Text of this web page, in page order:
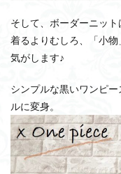
そして、ボーダーニッ
着るよりむしろ、「小
気がします♪
シンプルな黒いワンピ
ルに変身。